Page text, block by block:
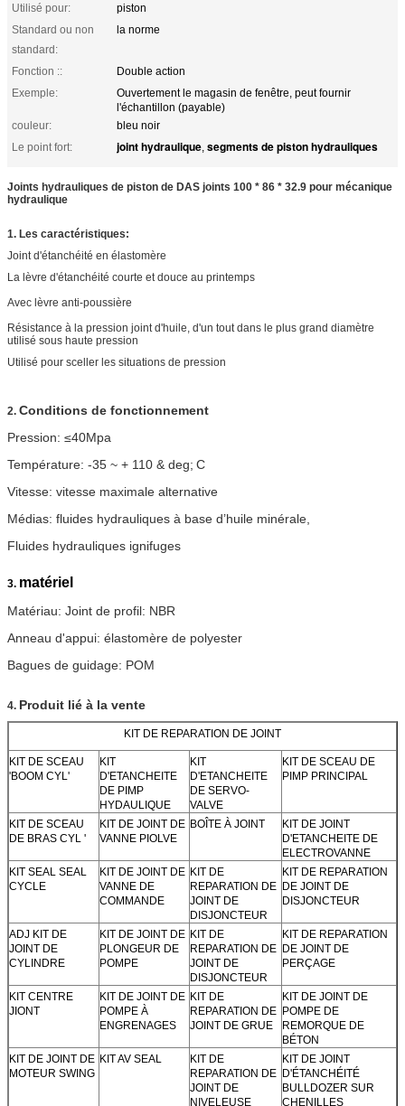
Utilisé pour:
piston
Standard ou non
standard:
la norme
Fonction ::
Double action
Exemple:
Ouvertement le magasin de fenêtre, peut fournir
l'échantillon (payable)
couleur:
bleu noir
Le point fort:
joint hydraulique, segments de piston hydrauliques
Joints hydrauliques de piston de DAS joints 100 * 86 * 32.9 pour mécanique
hydraulique
1. Les caractéristiques:
Joint d'étanchéité en élastomère
La lèvre d'étanchéité courte et douce au printemps
Avec lèvre anti-poussière
Résistance à la pression joint d'huile, d'un tout dans le plus grand diamètre
utilisé sous haute pression
Utilisé pour sceller les situations de pression
2. Conditions de fonctionnement
Pression: ≤40Mpa
Température: -35 ~ + 110 & deg; C
Vitesse: vitesse maximale alternative
Médias: fluides hydrauliques à base d’huile minérale,
Fluides hydrauliques ignifuges
3. matériel
Matériau: Joint de profil: NBR
Anneau d'appui: élastomère de polyester
Bagues de guidage: POM
4. Produit lié à la vente
KIT DE REPARATION DE JOINT
KIT DE SCEAU
'BOOM CYL'
KIT
D'ETANCHEITE
DE PIMP
HYDAULIQUE
KIT
D'ETANCHEITE
DE SERVO-
VALVE
KIT DE SCEAU DE
PIMP PRINCIPAL
KIT DE SCEAU
DE BRAS CYL '
KIT DE JOINT DE
VANNE PIOLVE
BOÎTE À JOINT
KIT DE JOINT
D'ETANCHEITE DE
ELECTROVANNE
KIT SEAL SEAL
CYCLE
KIT DE JOINT DE
VANNE DE
COMMANDE
KIT DE
REPARATION DE
JOINT DE
DISJONCTEUR
KIT DE REPARATION
DE JOINT DE
DISJONCTEUR
ADJ KIT DE
JOINT DE
CYLINDRE
KIT DE JOINT DE
PLONGEUR DE
POMPE
KIT DE
REPARATION DE
JOINT DE
DISJONCTEUR
KIT DE REPARATION
DE JOINT DE
PERÇAGE
KIT CENTRE
JIONT
KIT DE JOINT DE
POMPE À
ENGRENAGES
KIT DE
REPARATION DE
JOINT DE GRUE
KIT DE JOINT DE
POMPE DE
REMORQUE DE
BÉTON
KIT DE JOINT DE
MOTEUR SWING
KIT AV SEAL
KIT DE
REPARATION DE
JOINT DE
NIVELEUSE
KIT DE JOINT
D'ÉTANCHÉITÉ
BULLDOZER SUR
CHENILLES